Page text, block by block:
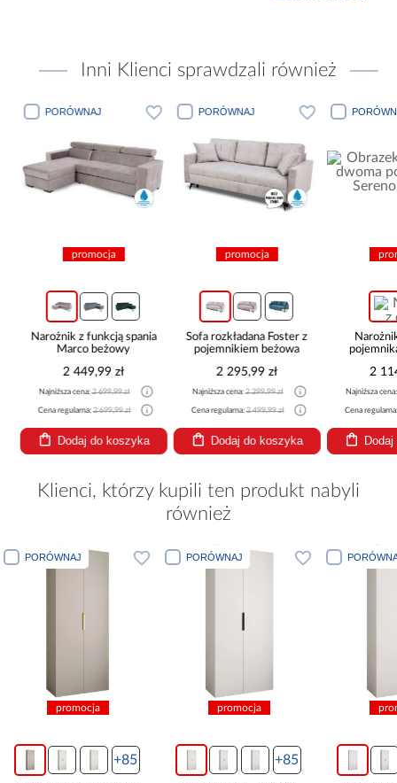
Inni Klienci sprawdzali również
PORÓWNAJ
promocja
Narożnik z funkcją spania
Marco beżowy
2 449,99 zł
Najniższa cena:2 699,99 zł
Cena regularna:2 699,99 zł
Dodaj do koszyka
PORÓWNAJ
promocja
Sofa rozkładana Foster z
pojemnikiem beżowa
2 295,99 zł
Najniższa cena:2 299,99 zł
Cena regularna:2 499,99 zł
Dodaj do koszyka
2
Najniższa
Cena
Klienci, którzy kupili ten produkt nabyli
również
PORÓWNAJ
promocja
+85
PORÓWNAJ
promocja
+85